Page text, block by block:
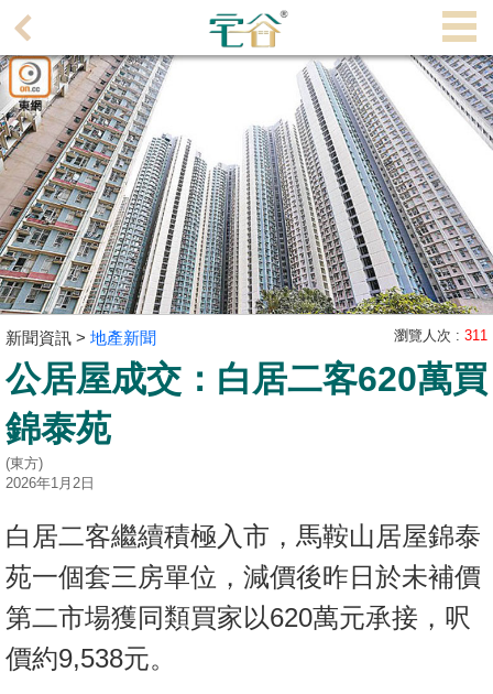
理
主
頁
搵
樓/
成
交
業
主
放
盤
宅
谷
揭
地
產
博
客
新聞資訊 > 地產新聞 瀏覽人次 : 311
公居屋成交：白居二客620萬買
錦泰苑
(東方)
2026年1月2日
白居二客繼續積極入市，馬鞍山居屋錦泰
苑一個套三房單位，減價後昨日於未補價
第二市場獲同類買家以620萬元承接，呎
價約9,538元。